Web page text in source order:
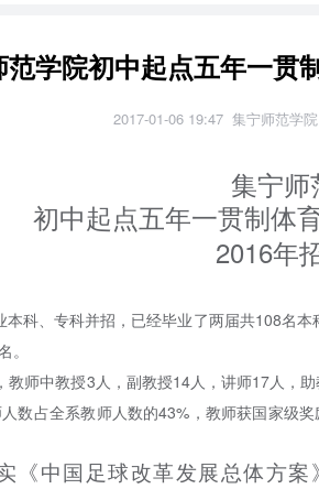
学院初中起点五年一贯
2017-01-06 19:47 集宁师范学
集宁师
初中起点五年一贯制体
2016年
本科、专科并招，已经毕业了两届共108名
。
教师中教授3人，副教授14人，讲师17人，
数占全系教师人数的43%，教师获国家级
《中国足球改革发展总体方